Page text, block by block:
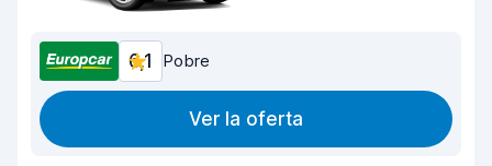
6,1 Pobre
Ver la oferta